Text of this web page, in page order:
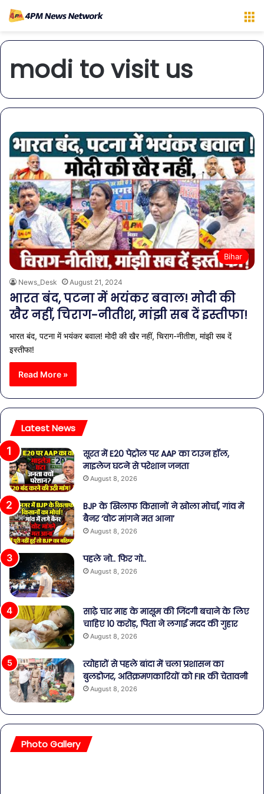
modi to visit us
Bihar
News_Desk August 21, 2024
भारत बंद, पटना में भयंकर बवाल! मोदी की
खैर नहीं, चिराग-नीतीश, मांझी सब दें इस्तीफा!
भारत बंद, पटना में भयंकर बवाल! मोदी की खैर नहीं, चिराग-नीतीश, मांझी सब दें
इस्तीफा!
Read More »
Latest News
सूरत में E20 पेट्रोल पर AAP का टाउन हॉल,
माइलेज घटने से परेशान जनता
August 8, 2026
BJP के खिलाफ किसानों ने खोला मोर्चा, गांव में
बैनर ‘वोट मांगने मत आना’
August 8, 2026
पहले नो.. फिर गो..
August 8, 2026
साढ़े चार माह के मासूम की जिंदगी बचाने के लिए
चाहिए 10 करोड़, पिता ने लगाई मदद की गुहार
August 8, 2026
त्योहारों से पहले बांदा में चला प्रशासन का
बुलडोजर, अतिक्रमणकारियों को FIR की चेतावनी
August 8, 2026
Photo Gallery